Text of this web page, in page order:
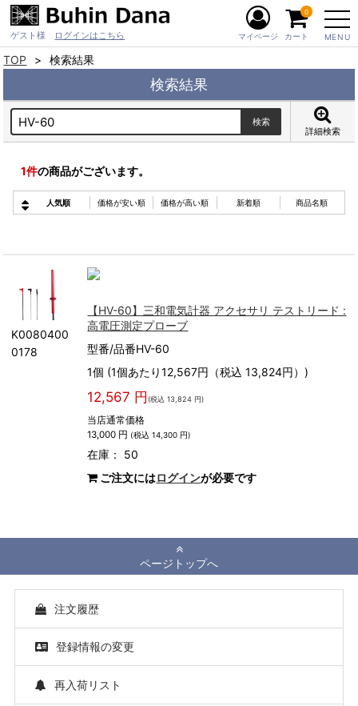
ゲスト様 ログインはこちら MENU
マイページ カート
0
TOP 検索結果
検索結果
詳細検索
1件の商品がございます。
人気順 価格が安い順 価格が高い順 新着順 商品名順
K0080400
0178
【HV-60】三和電気計器 アクセサリ テストリード :
高電圧測定プローブ
型番/品番HV-60
1個 (1個あたり12,567円（税込 13,824円）)
12,567 円 (税込 13,824 円)
当店通常価格
13,000 円 (税込 14,300 円)
在庫： 50
ご注文にはログインが必要です
ページトップへ
注文履歴
登録情報の変更
再入荷リスト